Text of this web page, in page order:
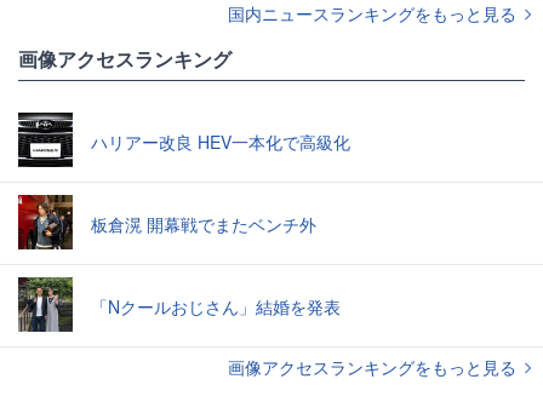
国内ニュースランキングをもっと見る
画像アクセスランキング
ハリアー改良 HEV一本化で高級化
板倉滉 開幕戦でまたベンチ外
「Nクールおじさん」結婚を発表
画像アクセスランキングをもっと見る